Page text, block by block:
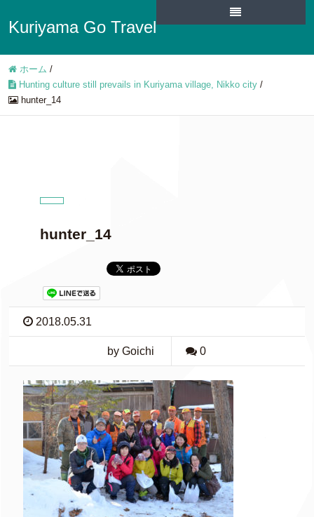
Kuriyama Go Travel
ホーム /
Hunting culture still prevails in Kuriyama village, Nikko city /
hunter_14
hunter_14
2018.05.31
by Goichi 0